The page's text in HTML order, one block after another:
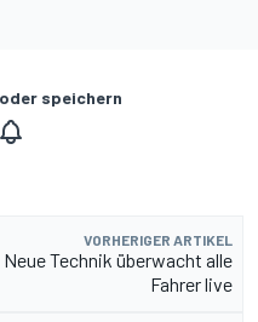
speichern
VORHERIGER ARTIKEL
Technik überwacht alle
Fahrer live